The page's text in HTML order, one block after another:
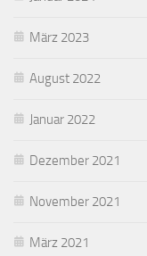
März 2023
August 2022
Januar 2022
Dezember 2021
November 2021
März 2021